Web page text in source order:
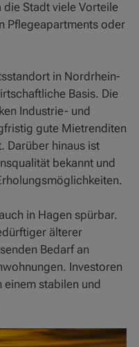
Stadt viele Vorteile
Pflegeapartments oder
in Nordrhein-
Basis. Die
Industrie- und
gute Mietrenditen
Darüber hinaus ist
bekannt und
in Hagen spürbar.
älterer
Bedarf an
Investoren
stabilen und